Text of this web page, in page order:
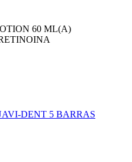
60 ML(A)